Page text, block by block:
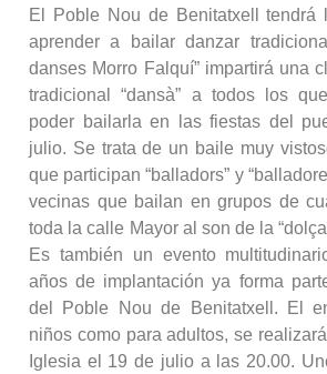
El Poble Nou de Benitatxell tendrá
aprender a bailar danzar
danses Morro Falquí” impartirá una
tradicional “dansà” a todos los
poder bailarla en las fiestas del
julio. Se trata de un baile muy
que participan “balladors” y
vecinas que bailan en grupos de
toda la calle Mayor al son de la
Es también un evento
años de implantación ya forma
del Poble Nou de Benitatxell. El
niños como para adultos, se
Iglesia el 19 de julio a las 20.00.